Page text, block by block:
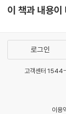
참새와 애벌레들의
먼저 죽은 친구 얼
그에게 들려줘야 할
-내가 계속할게
시집의 제목을 포함
거쳐 때로는 저항/
지 않을게”-「청혼
이 책과 내용이
로그인
고객센터
이용